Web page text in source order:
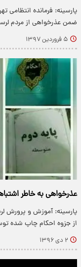
پارسینه: فرمانده انتظامی
ضمن عذرخواهی از مردم
۵ فروردین ۱۳۹۷
عذرخواهی به خاطر
پارسینه: آموزش و پرورش
از جزوه احکام چاپ شده
۲ دی ۱۳۹۶